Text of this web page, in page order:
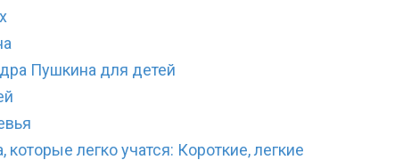
Пушкина для детей
которые легко учатся: Короткие, легкие